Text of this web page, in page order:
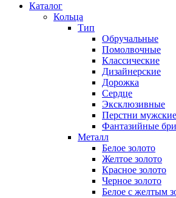
Каталог
Кольца
Тип
Обручальные
Помолвочные
Классические
Дизайнерские
Дорожка
Сердце
Эксклюзивные
Перстни мужские
Фантазийные
Металл
Белое золото
Желтое золото
Красное золото
Черное золото
Белое с желтым